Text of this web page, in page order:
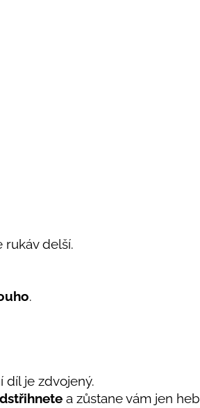
rukáv delší.
.
díl je zdvojený.
a zůstane vám jen